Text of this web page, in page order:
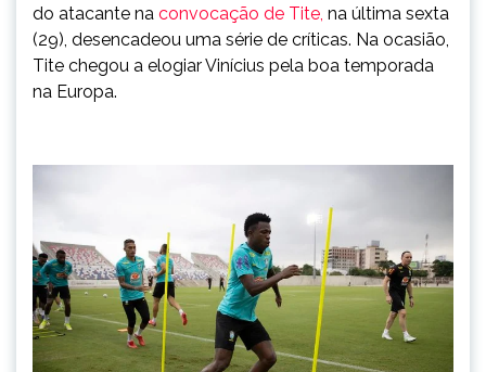
do atacante na convocação de Tite, na última sexta
(29), desencadeou uma série de críticas. Na ocasião,
Tite chegou a elogiar Vinícius pela boa temporada
na Europa.